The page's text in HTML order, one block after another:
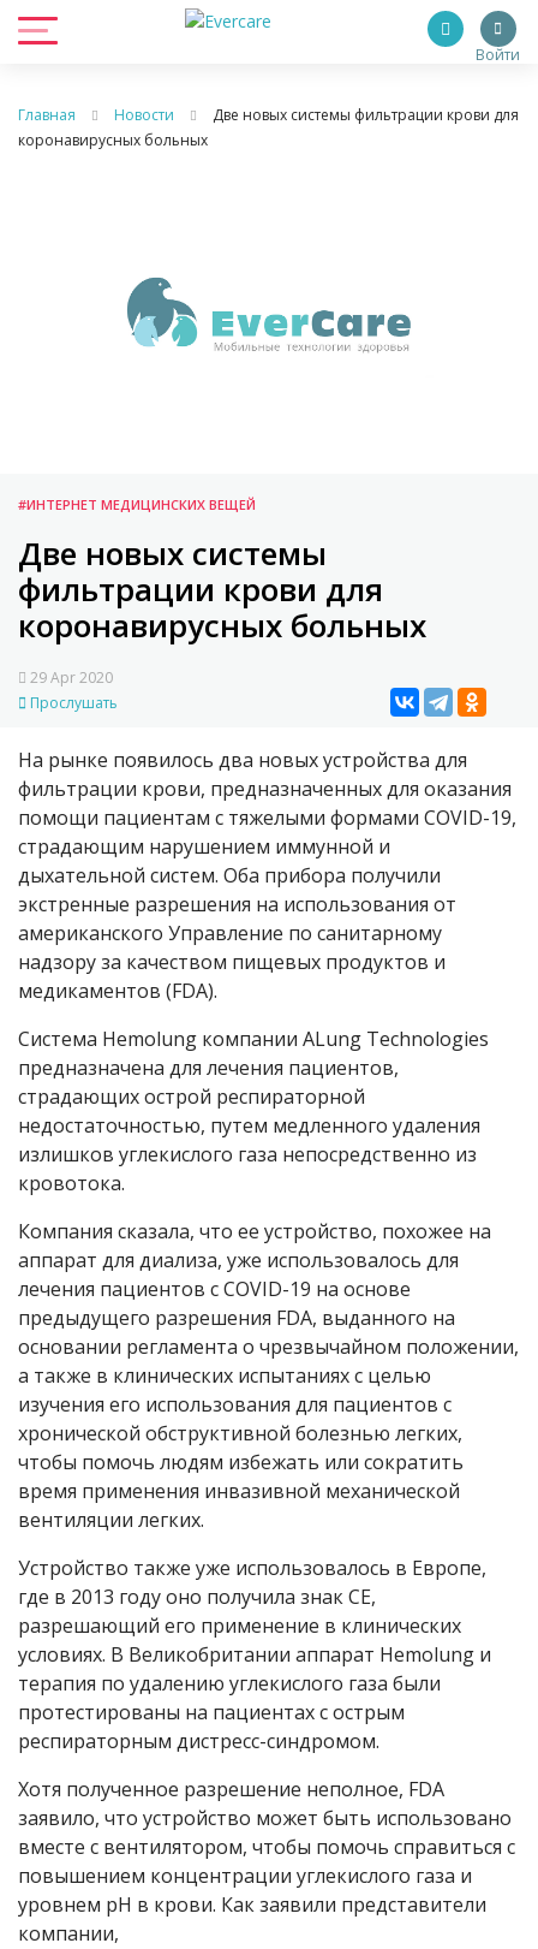
Войти
Главная Новости
Две новых системы фильтрации крови для
коронавирусных больных
#ИНТЕРНЕТ МЕДИЦИНСКИХ ВЕЩЕЙ
Две новых системы
фильтрации крови для
коронавирусных больных
29 Apr 2020
Прослушать
На рынке появилось два новых устройства для
фильтрации крови, предназначенных для оказания
помощи пациентам с тяжелыми формами COVID-19,
страдающим нарушением иммунной и
дыхательной систем. Оба прибора получили
экстренные разрешения на использования от
американского Управление по санитарному
надзору за качеством пищевых продуктов и
медикаментов (FDA).
Система Hemolung компании ALung Technologies
предназначена для лечения пациентов,
страдающих острой респираторной
недостаточностью, путем медленного удаления
излишков углекислого газа непосредственно из
кровотока.
Компания сказала, что ее устройство, похожее на
аппарат для диализа, уже использовалось для
лечения пациентов с COVID-19 на основе
предыдущего разрешения FDA, выданного на
основании регламента о чрезвычайном положении,
а также в клинических испытаниях с целью
изучения его использования для пациентов с
хронической обструктивной болезнью легких,
чтобы помочь людям избежать или сократить
время применения инвазивной механической
вентиляции легких.
Устройство также уже использовалось в Европе,
где в 2013 году оно получила знак CE,
разрешающий его применение в клинических
условиях. В Великобритании аппарат Hemolung и
терапия по удалению углекислого газа были
протестированы на пациентах с острым
респираторным дистресс-синдромом.
Хотя полученное разрешение неполное, FDA
заявило, что устройство может быть использовано
вместе с вентилятором, чтобы помочь справиться с
повышением концентрации углекислого газа и
уровнем pH в крови. Как заявили представители
компании,